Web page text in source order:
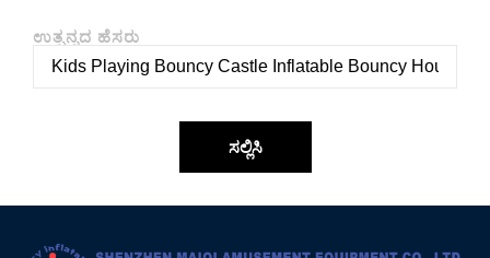
ಉತ್ಪನ್ನದ ಹೆಸರು
ಸಲ್ಲಿಸಿ